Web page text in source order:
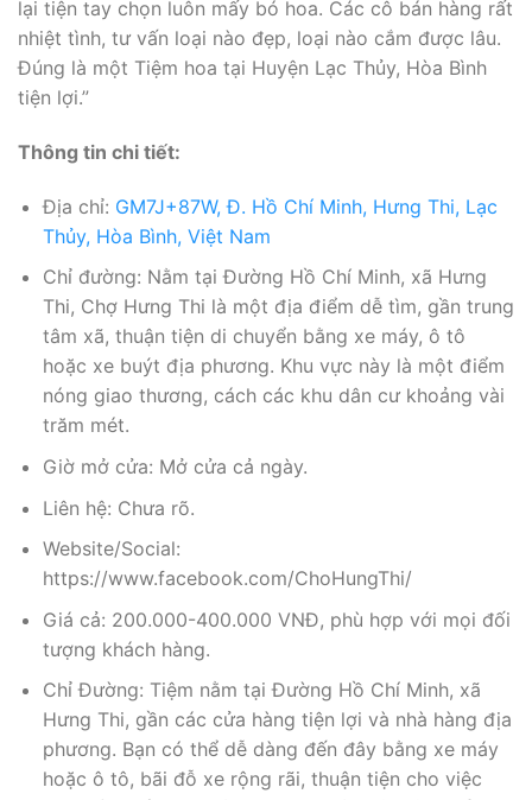
lại tiện tay chọn luôn mấy bó hoa. Các cô bán hàng rất
nhiệt tình, tư vấn loại nào đẹp, loại nào cắm được lâu.
Đúng là một Tiệm hoa tại Huyện Lạc Thủy, Hòa Bình
tiện lợi.”
Thông tin chi tiết:
Địa chỉ: GM7J+87W, Đ. Hồ Chí Minh, Hưng Thi, Lạc
Thủy, Hòa Bình, Việt Nam
Chỉ đường: Nằm tại Đường Hồ Chí Minh, xã Hưng
Thi, Chợ Hưng Thi là một địa điểm dễ tìm, gần trung
tâm xã, thuận tiện di chuyển bằng xe máy, ô tô
hoặc xe buýt địa phương. Khu vực này là một điểm
nóng giao thương, cách các khu dân cư khoảng vài
trăm mét.
Giờ mở cửa: Mở cửa cả ngày.
Liên hệ: Chưa rõ.
Website/Social:
https://www.facebook.com/ChoHungThi/
Giá cả: 200.000-400.000 VNĐ, phù hợp với mọi đối
tượng khách hàng.
Chỉ Đường: Tiệm nằm tại Đường Hồ Chí Minh, xã
Hưng Thi, gần các cửa hàng tiện lợi và nhà hàng địa
phương. Bạn có thể dễ dàng đến đây bằng xe máy
hoặc ô tô, bãi đỗ xe rộng rãi, thuận tiện cho việc